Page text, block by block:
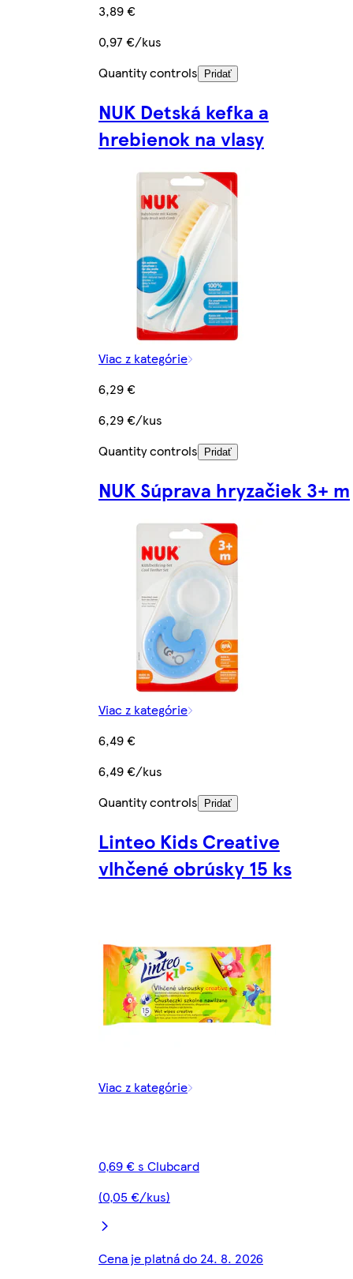
3,89 €
0,97 €/kus
Quantity controls
Pridať
NUK Detská kefka a
hrebienok na vlasy
Viac z kategórie
6,29 €
6,29 €/kus
Quantity controls
Pridať
NUK Súprava hryzačiek 3+ m
Viac z kategórie
6,49 €
6,49 €/kus
Quantity controls
Pridať
Linteo Kids Creative
vlhčené obrúsky 15 ks
Viac z kategórie
0,69 € s Clubcard
(0,05 €/kus)
Cena je platná do 24. 8. 2026